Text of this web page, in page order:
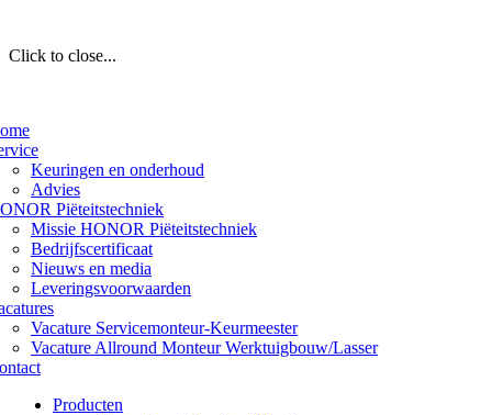
Click to close...
Keuringen en onderhoud
Advies
Piëteitstechniek
Missie HONOR Piëteitstechniek
Bedrijfscertificaat
Nieuws en media
Leveringsvoorwaarden
Vacature Servicemonteur-Keurmeester
Vacature Allround Monteur Werktuigbouw/Lasser
Producten